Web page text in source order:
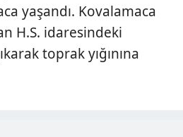
yaşandı. Kovalamaca
H.S. idaresindeki
toprak yığınına